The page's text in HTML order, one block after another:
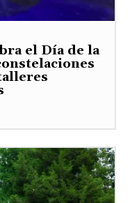
el Día de la